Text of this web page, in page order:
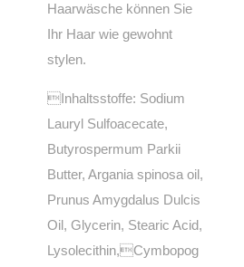
Haarwäsche können Sie
Ihr Haar wie gewohnt
stylen.
Inhaltsstoffe: Sodium
Lauryl Sulfoacecate,
Butyrospermum Parkii
Butter, Argania spinosa oil,
Prunus Amygdalus Dulcis
Oil, Glycerin, Stearic Acid,
Lysolecithin,Cymbopog